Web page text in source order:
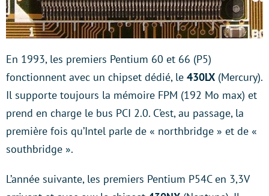
En 1993, les premiers Pentium 60 et 66 (P5)
fonctionnent avec un chipset dédié, le 430LX (Mercury).
Il supporte toujours la mémoire FPM (192 Mo max) et
prend en charge le bus PCI 2.0. C’est, au passage, la
première fois qu’Intel parle de « northbridge » et de «
southbridge ».
L’année suivante, les premiers Pentium P54C en 3,3V